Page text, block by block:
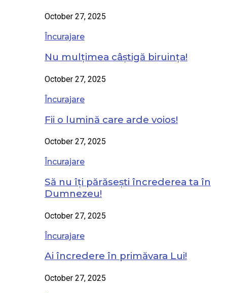
October 27, 2025
Încurajare
Nu mulțimea câștigă biruința!
October 27, 2025
Încurajare
Fii o lumină care arde voios!
October 27, 2025
Încurajare
Să nu îți părăsești încrederea ta în
Dumnezeu!
October 27, 2025
Încurajare
Ai încredere în primăvara Lui!
October 27, 2025